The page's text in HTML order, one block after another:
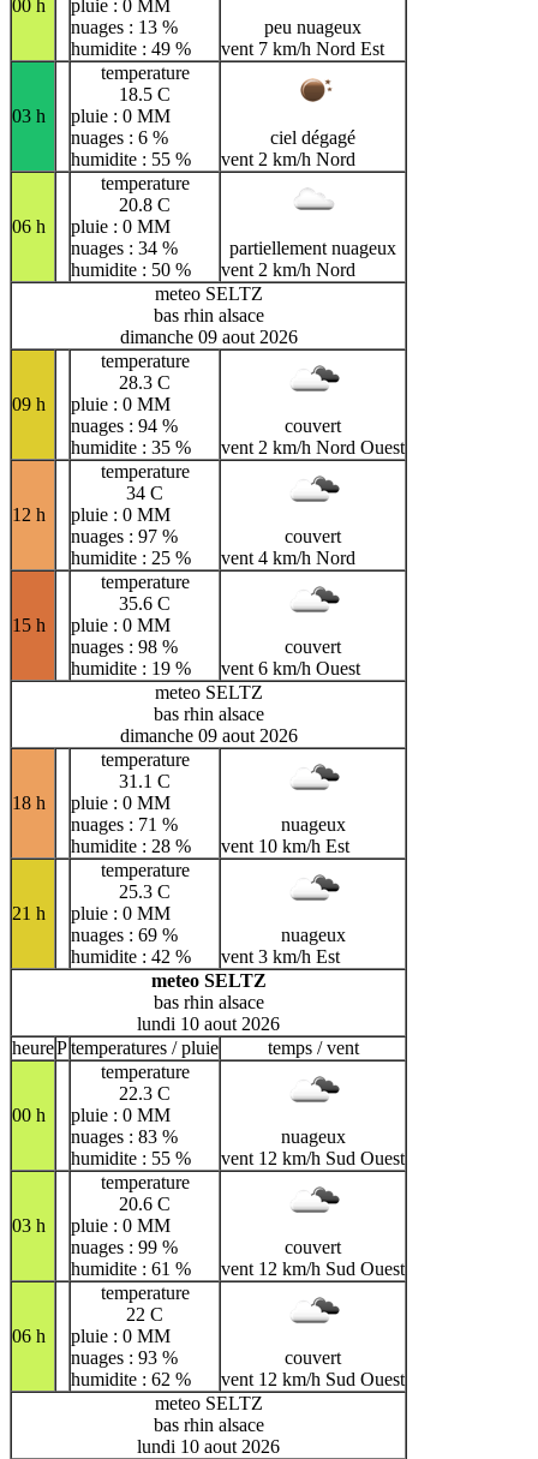
00 h
pluie : 0 MM
nuages : 13 %
humidite : 49 %
peu nuageux
vent 7 km/h Nord Est
03 h
temperature
18.5 C
pluie : 0 MM
nuages : 6 %
humidite : 55 %
ciel dégagé
vent 2 km/h Nord
06 h
temperature
20.8 C
pluie : 0 MM
nuages : 34 %
humidite : 50 %
partiellement nuageux
vent 2 km/h Nord
meteo SELTZ
bas rhin alsace
dimanche 09 aout 2026
09 h
temperature
28.3 C
pluie : 0 MM
nuages : 94 %
humidite : 35 %
couvert
vent 2 km/h Nord Ouest
12 h
temperature
34 C
pluie : 0 MM
nuages : 97 %
humidite : 25 %
couvert
vent 4 km/h Nord
15 h
temperature
35.6 C
pluie : 0 MM
nuages : 98 %
humidite : 19 %
couvert
vent 6 km/h Ouest
meteo SELTZ
bas rhin alsace
dimanche 09 aout 2026
18 h
temperature
31.1 C
pluie : 0 MM
nuages : 71 %
humidite : 28 %
nuageux
vent 10 km/h Est
21 h
temperature
25.3 C
pluie : 0 MM
nuages : 69 %
humidite : 42 %
nuageux
vent 3 km/h Est
meteo SELTZ
bas rhin alsace
lundi 10 aout 2026
heurePtemperatures / pluie temps / vent
00 h
temperature
22.3 C
pluie : 0 MM
nuages : 83 %
humidite : 55 %
nuageux
vent 12 km/h Sud Ouest
03 h
temperature
20.6 C
pluie : 0 MM
nuages : 99 %
humidite : 61 %
couvert
vent 12 km/h Sud Ouest
06 h
temperature
22 C
pluie : 0 MM
nuages : 93 %
humidite : 62 %
couvert
vent 12 km/h Sud Ouest
meteo SELTZ
bas rhin alsace
lundi 10 aout 2026